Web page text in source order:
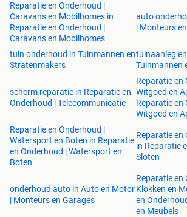
Reparatie en Onderhoud |
Caravans en Mobilhomes in
Reparatie en Onderhoud |
Caravans en Mobilhomes
auto
| Monteurs
tuin onderhoud in Tuinmannen en
Stratenmakers
tuinaanleg
Tuinmannen
scherm reparatie in Reparatie en
Onderhoud | Telecommunicatie
Reparatie en
Witgoed en
Reparatie en
Witgoed en
Reparatie en Onderhoud |
Watersport en Boten in Reparatie
en Onderhoud | Watersport en
Boten
Reparatie en
in Reparatie
Sloten
onderhoud auto in Auto en Motor
| Monteurs en Garages
Reparatie en
Klokken en
en
en Meubels